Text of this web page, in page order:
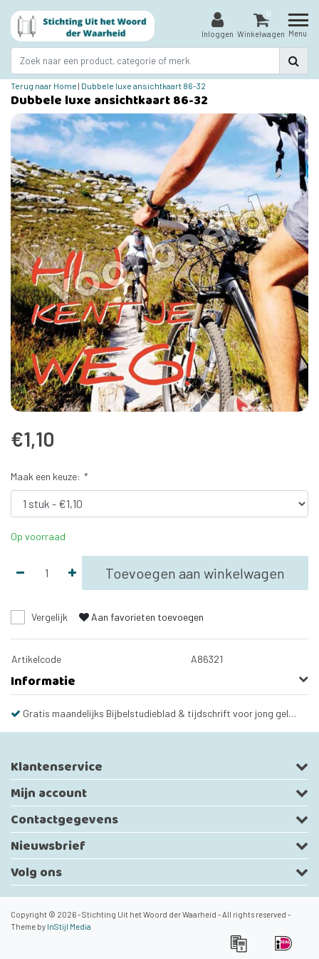
Inloggen
0
Winkelwagen Menu
Terug naar Home | Dubbele luxe ansichtkaart 86-32
Dubbele luxe ansichtkaart 86-32
€1,10
Maak een keuze: *
Op voorraad
Toevoegen aan winkelwagen
Vergelijk Aan favorieten toevoegen
Artikelcode A86321
Informatie
Gratis maandelijks Bijbelstudieblad & tijdschrift voor jong gelovigen
Klantenservice
Mijn account
Contactgegevens
Nieuwsbrief
Volg ons
Copyright © 2026 - Stichting Uit het Woord der Waarheid - All rights reserved -
Theme by InStijl Media